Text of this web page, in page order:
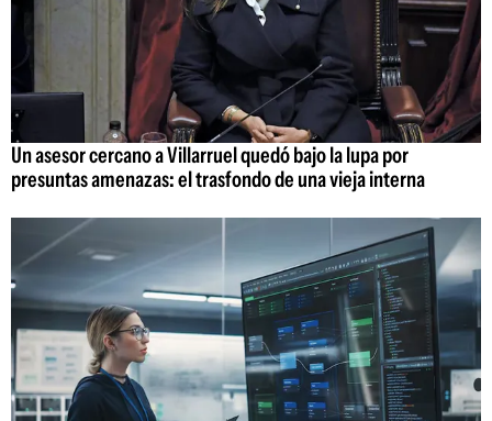
Un asesor cercano a Villarruel quedó bajo la lupa por
presuntas amenazas: el trasfondo de una vieja interna